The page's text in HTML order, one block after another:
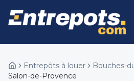
Entrepôts à louer Bouches-
Salon-de-Provence